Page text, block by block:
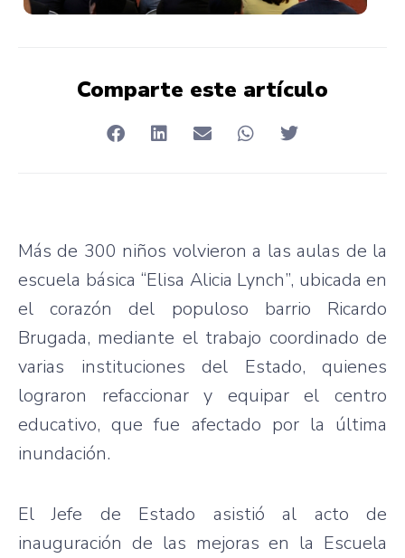
Comparte este artículo
Más de 300 niños volvieron a las aulas de la
escuela básica “Elisa Alicia Lynch”, ubicada en
el corazón del populoso barrio Ricardo
Brugada, mediante el trabajo coordinado de
varias instituciones del Estado, quienes
lograron refaccionar y equipar el centro
educativo, que fue afectado por la última
inundación.
El Jefe de Estado asistió al acto de
inauguración de las mejoras en la Escuela